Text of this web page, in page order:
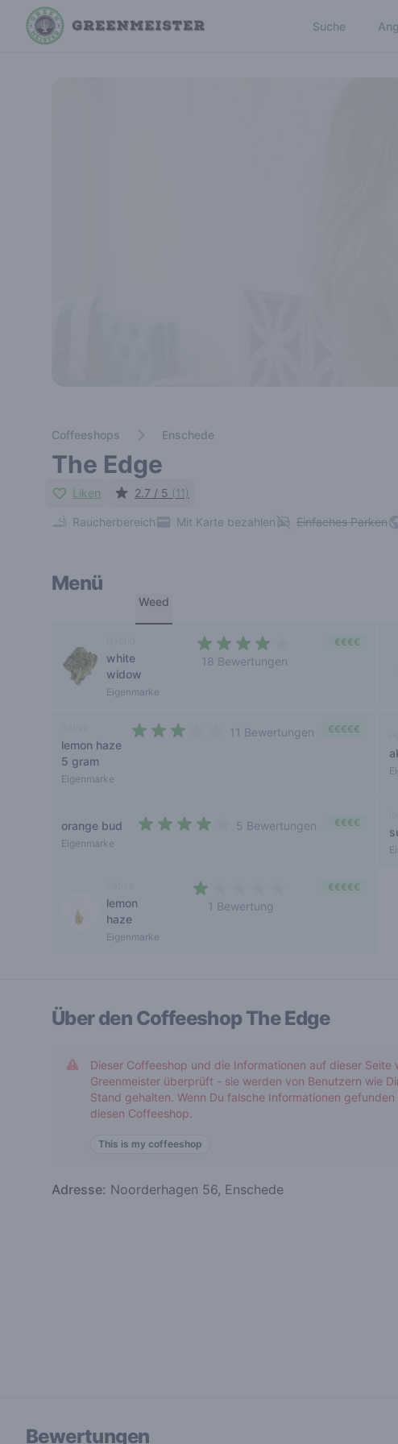
Suche
Coffeeshops Enschede
The Edge
Liken 2.7 / 5 (11)
Raucherbereich Mit Karte bezahlen Einfaches Parken
Menü
Weed
white
widow
Eigenmarke
18 Bewertungen
€€€€
lemon haze
5 gram
Eigenmarke
11 Bewertungen €€€€€
orange bud
Eigenmarke
5 Bewertungen €€€€
lemon
haze
Eigenmarke
1 Bewertung
€€€€€
Über den CoffeeshopThe Edge
Dieser Coffeeshop und die Informationen auf dieser Seite
Greenmeister überprüft - sie werden von Benutzern wie
Stand gehalten. Wenn Du falsche Informationen
diesen Coffeeshop.
This is my coffeeshop
Adresse: Noorderhagen 56, Enschede
Bewertungen